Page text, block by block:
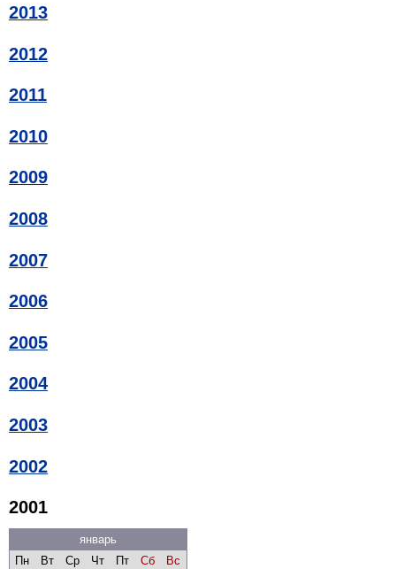
2013
2012
2011
2010
2009
2008
2007
2006
2005
2004
2003
2002
2001
январь
Пн
Вт Ср Чт Пт Сб Вс